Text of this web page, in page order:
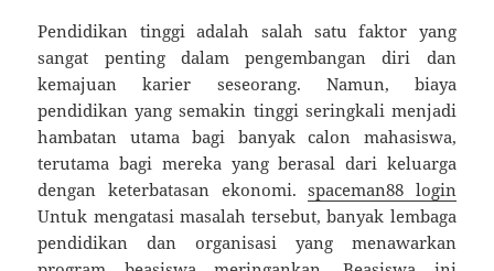
Pendidikan tinggi adalah salah satu faktor yang
sangat penting dalam pengembangan diri dan
kemajuan karier seseorang. Namun, biaya
pendidikan yang semakin tinggi seringkali menjadi
hambatan utama bagi banyak calon mahasiswa,
terutama bagi mereka yang berasal dari keluarga
dengan keterbatasan ekonomi.spaceman88 login
Untuk mengatasi masalah tersebut, banyak lembaga
pendidikan dan organisasi yang menawarkan